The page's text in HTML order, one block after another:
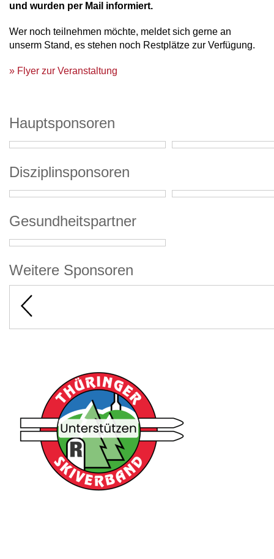
und wurden per Mail informiert.
Wer noch teilnehmen möchte, meldet sich gerne an
unserm Stand, es stehen noch Restplätze zur Verfügung.
» Flyer zur Veranstaltung
Hauptsponsoren
Disziplinsponsoren
Gesundheitspartner
Weitere Sponsoren